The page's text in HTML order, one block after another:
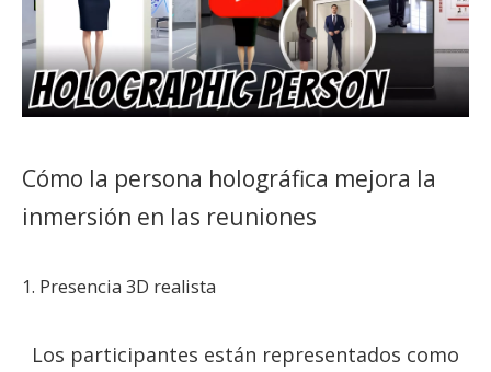
Cómo la persona holográfica mejora la
inmersión en las reuniones
1. Presencia 3D realista
Los participantes están representados como